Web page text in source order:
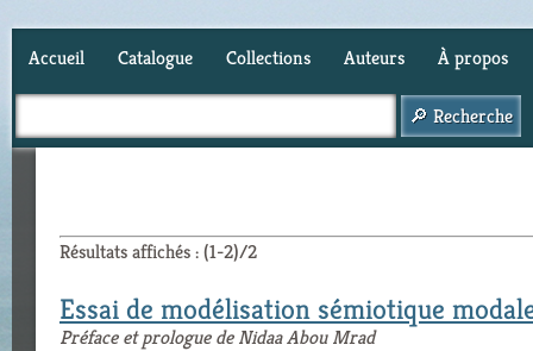
Accueil Catalogue Collections Auteurs À propos
Résultats affichés : (1-2)/2
Essai de modélisation sémiotique
Préface et prologue de Nidaa Abou Mrad